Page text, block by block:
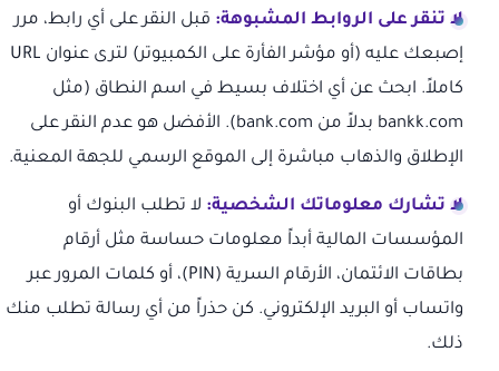
لا تنقر على الروابط المشبوهة: قبل النقر على أي رابط، مرر
إصبعك عليه (أو مؤشر الفأرة على الكمبيوتر) لترى عنوان URL
كاملاً. ابحث عن أي اختلاف بسيط في اسم النطاق (مثل
bankk.com بدلاً من bank.com). الأفضل هو عدم النقر على
الإطلاق والذهاب مباشرة إلى الموقع الرسمي للجهة المعنية.
لا تشارك معلوماتك الشخصية: لا تطلب البنوك أو
المؤسسات المالية أبداً معلومات حساسة مثل أرقام
بطاقات الائتمان، الأرقام السرية (PIN)، أو كلمات المرور عبر
واتساب أو البريد الإلكتروني. كن حذراً من أي رسالة تطلب منك
ذلك.